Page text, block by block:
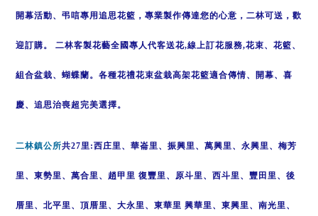
開幕活動、弔唁專用追思花籃，專業製作傳達您的心意，二林可送，歡
迎訂購。 二林客製花藝全國專人代客送花,線上訂花服務,花束、花籃、
組合盆栽、蝴蝶蘭。各種花禮花束盆栽高架花籃適合傳情、開幕、喜
慶、追思治喪超完美選擇。
二林鎮公所共27里:西庄里、華崙里、振興里、萬興里、永興里、梅芳
里、東勢里、萬合里、趙甲里 復豐里、原斗里、西斗里、豐田里、後
厝里、北平里、頂厝里、大永里、東華里 興華里、東興里、南光里、